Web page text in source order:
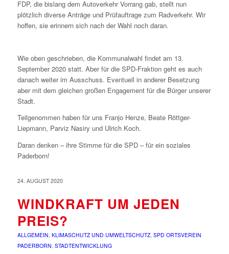
FDP, die bislang dem Autoverkehr Vorrang gab, stellt nun
plötzlich diverse Anträge und Prüfauftrage zum Radverkehr. Wir
hoffen, sie erinnern sich nach der Wahl noch daran.
Wie oben geschrieben, die Kommunalwahl findet am 13.
September 2020 statt. Aber für die SPD-Fraktion geht es auch
danach weiter im Ausschuss. Eventuell in anderer Besetzung
aber mit dem gleichen großen Engagement für die Bürger unserer
Stadt.
Teilgenommen haben für uns Franjo Henze, Beate Röttger-
Liepmann, Parviz Nasiry und Ulrich Koch.
Daran denken – ihre Stimme für die SPD – für ein soziales
Paderborn!
24. AUGUST 2020
WINDKRAFT UM JEDEN
PREIS?
ALLGEMEIN KLIMASCHUTZ UND UMWELTSCHUTZ, SPD ORTSVEREIN
PADERBORN STADTENTWICKLUNG